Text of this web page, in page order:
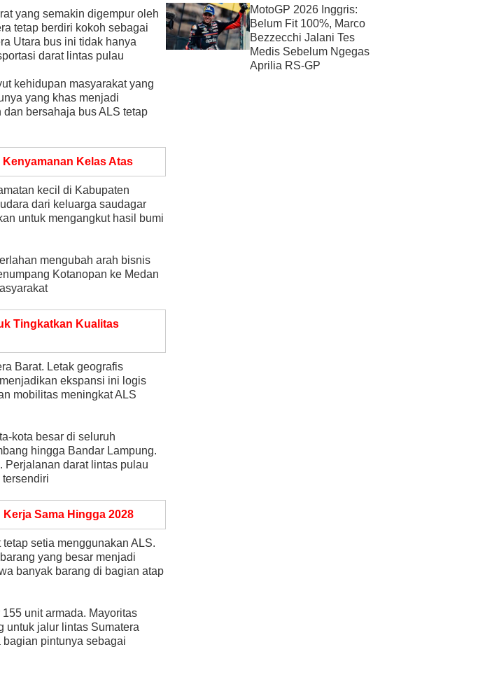
yang semakin digempur oleh
tetap berdiri kokoh sebagai
Utara bus ini tidak hanya
darat lintas pulau
kehidupan masyarakat yang
yang khas menjadi
bersahaja bus ALS tetap
Kenyamanan Kelas Atas
kecil di Kabupaten
dari keluarga saudagar
untuk mengangkut hasil bumi
mengubah arah bisnis
Kotanopan ke Medan
Tingkatkan Kualitas
Barat. Letak geografis
ekspansi ini logis
mobilitas meningkat ALS
kota besar di seluruh
hingga Bandar Lampung.
Perjalanan darat lintas pulau
Sama Hingga 2028
setia menggunakan ALS.
yang besar menjadi
banyak barang di bagian atap
unit armada. Mayoritas
untuk jalur lintas Sumatera
pintunya sebagai
MotoGP 2026 Inggris:
Belum Fit 100%, Marco
Bezzecchi Jalani Tes
Medis Sebelum Ngegas
Aprilia RS-GP